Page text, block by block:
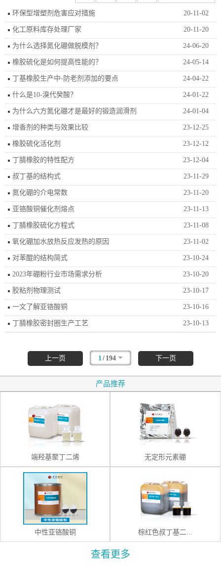
环保型增塑剂危害应对措施 20-11-02
化工原料库存处理厂家 20-11-20
为什么选择氮化硼做脱模剂？ 24-06-20
橡胶硫化是如何提高性能的？ 24-05-14
丁基橡胶生产中-防老剂添加的要点 24-04-22
什么是10-溴代癸酸？ 24-01-22
为什么六方氮化硼才是最好的锻造润滑剂 24-01-04
增香剂的种类与效果比较 23-12-25
橡胶硫化活化剂 23-12-12
丁腈橡胶的特性配方 23-12-04
叔丁基的结构式 23-11-29
氮化硼的介电常数 23-11-20
亚铬酸铜催化剂熔点 23-11-13
丁腈橡胶硫化方程式 23-11-08
氧化硼加水放热反应发热的原因 23-11-02
对苯醌的结构简式 23-10-24
2023年硼粉行业市场需求分析 23-10-20
胶粘剂物理测试 23-10-17
一文了解亚铬酸铜 23-10-16
丁腈橡胶密封圈生产工艺 23-10-13
上一页 1 / 194 下一页
产品推荐
端羟基聚丁二烯 无定形元素硼
中性亚铬酸铜 棕红色叔丁基二...
查看更多